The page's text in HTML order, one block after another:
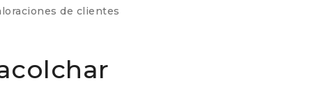
de clientes